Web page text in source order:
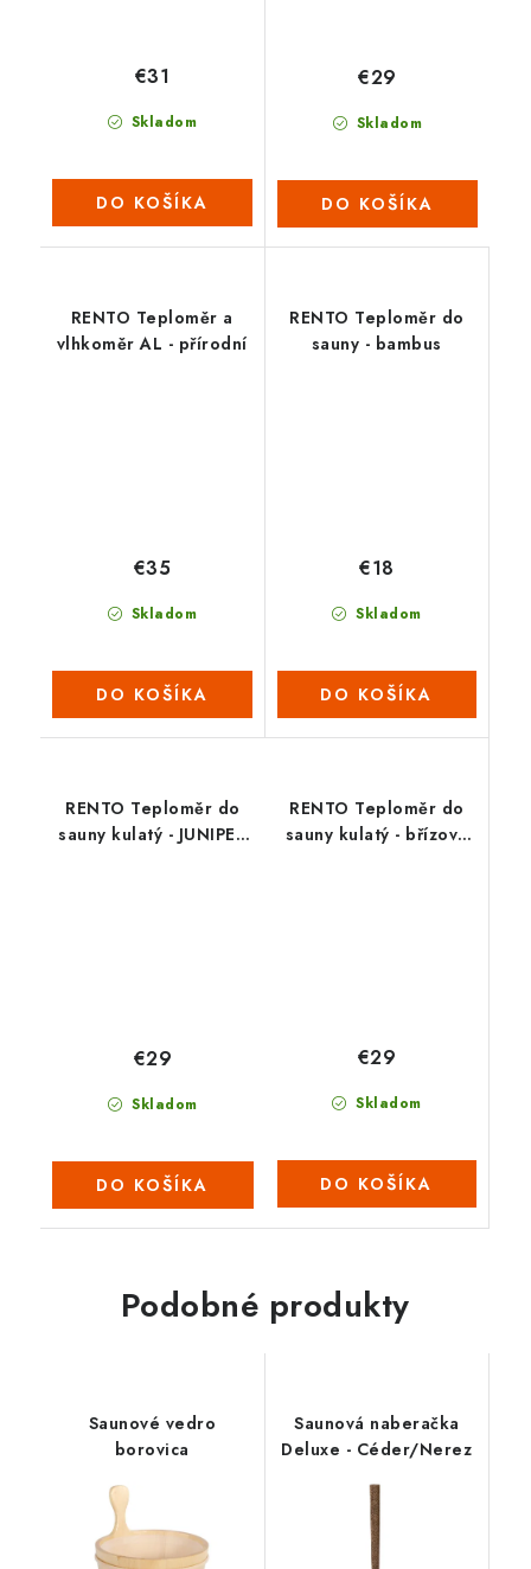
Skladom
€31
DO KOŠÍKA
Skladom
€29
DO KOŠÍKA
RENTO Teploměr a
vlhkoměr AL - přírodní
Skladom
€35
DO KOŠÍKA
RENTO Teploměr do
sauny - bambus
Skladom
€18
DO KOŠÍKA
RENTO Teploměr do
sauny kulatý - JUNIPER
Skladom
€29
DO KOŠÍKA
RENTO Teploměr do
sauny kulatý - břízově
Skladom
€29
DO KOŠÍKA
Podobné produkty
Saunové vedro
borovica
Saunová naberačka
Deluxe - Céder/Nerez